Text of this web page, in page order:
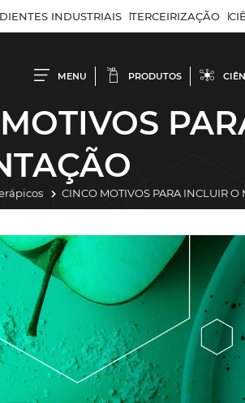
INDUSTRIAIS TERCEIRIZAÇÃO
MENU PRODUTOS
CINCO MOTIVOS PARA INCLUIR